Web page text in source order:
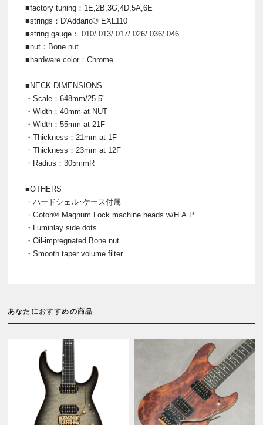
■factory tuning：1E,2B,3G,4D,5A,6E
■strings：D'Addario® EXL110
■string gauge：.010/.013/.017/.026/.036/.046
■nut：Bone nut
■hardware color：Chrome
■NECK DIMENSIONS
・Scale：648mm/25.5"
・Width：40mm at NUT
・Width：55mm at 21F
・Thickness：21mm at 1F
・Thickness：23mm at 12F
・Radius：305mmR
■OTHERS
・ハードシェル･ケース付属
・Gotoh® Magnum Lock machine heads w/H.A.P.
・Luminlay side dots
・Oil-impregnated Bone nut
・Smooth taper volume filter
あなたにおすすめの商品